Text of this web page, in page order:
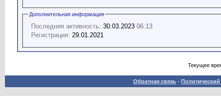
Дополнительная информация
Последняя активность: 30.03.2023 06:13
Регистрация: 29.01.2021
Текущее
Обратная связь -